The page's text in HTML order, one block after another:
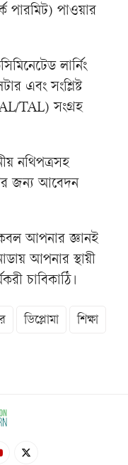
পারমিট) পাওয়ার
লার্নিং
এবং সংশ্লিষ্ট
TAL) সংগ্রহ
নথিপত্রসহ
জন্য আবেদন
আপনার জ্ঞানই
আপনার স্থায়ী
চাবিকাঠি।
ডিপ্লোমা শিক্ষা